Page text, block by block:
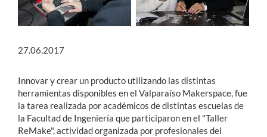
27.06.2017
Innovar y crear un producto utilizando las distintas
herramientas disponibles en el Valparaíso Makerspace, fue
la tarea realizada por académicos de distintas escuelas de
la Facultad de Ingeniería que participaron en el "Taller
ReMake", actividad organizada por profesionales del